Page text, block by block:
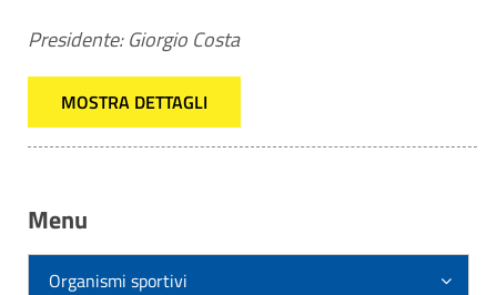
Presidente: Giorgio Costa
MOSTRA DETTAGLI
Menu
Organismi sportivi